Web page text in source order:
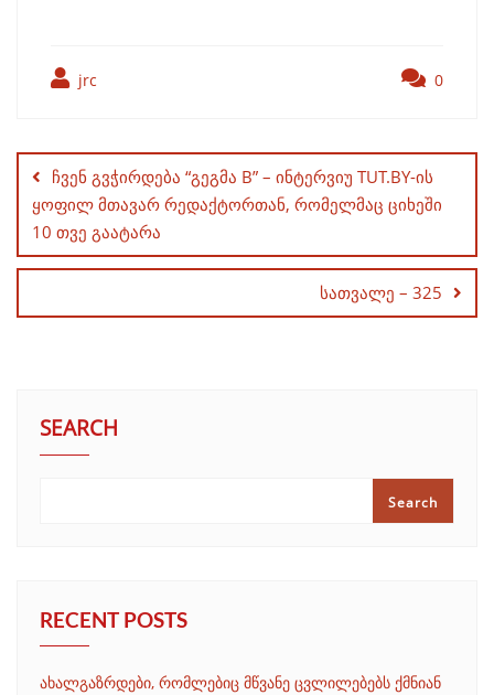
jrc 0
navigation
ჩვენ გვჭირდება “გეგმა B” – ინტერვიუ TUT.BY-ის
ყოფილ მთავარ რედაქტორთან, რომელმაც ციხეში
10 თვე გაატარა
სათვალე – 325
SEARCH
Search
RECENT POSTS
ახალგაზრდები, რომლებიც მწვანე ცვლილებებს ქმნიან